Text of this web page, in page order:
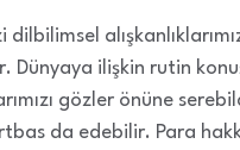
dilbilimsel
Dünyaya ilişkin rutin
gözler önüne
da edebilir. Para